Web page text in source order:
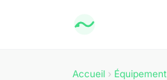
Accueil › Équipement